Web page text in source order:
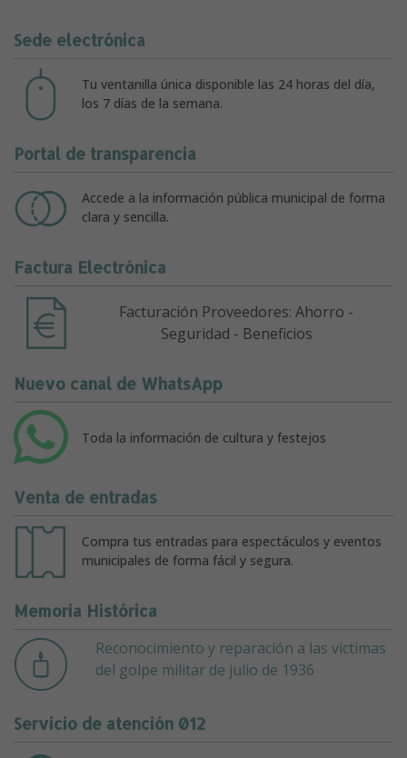
Sede electrónica
Tu ventanilla única disponible las 24 horas del día,
los 7 días de la semana.
Portal de transparencia
Accede a la información pública municipal de forma
clara y sencilla.
Factura Electrónica
Facturación Proveedores: Ahorro -
Seguridad - Beneficios
Nuevo canal de WhatsApp
Toda la información de cultura y festejos
Venta de entradas
Compra tus entradas para espectáculos y eventos
municipales de forma fácil y segura.
Memoria Histórica
Reconocimiento y reparación a las victimas
del golpe militar de julio de 1936
Servicio de atención 012